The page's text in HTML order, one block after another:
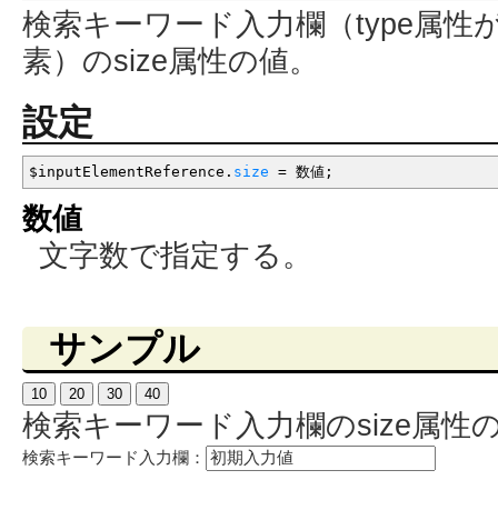
検索キーワード入力欄（type属性
素）のsize属性の値。
設定
$inputElementReference. size = 数値 ;
数値
文字数で指定する。
サンプル
10 20 30 40
検索キーワード入力欄のsize属性
検索キーワード入力欄：